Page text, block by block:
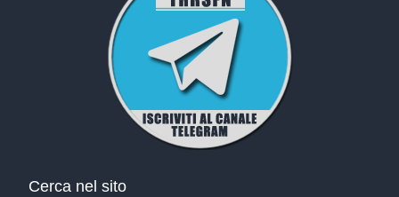
Cerca nel sito